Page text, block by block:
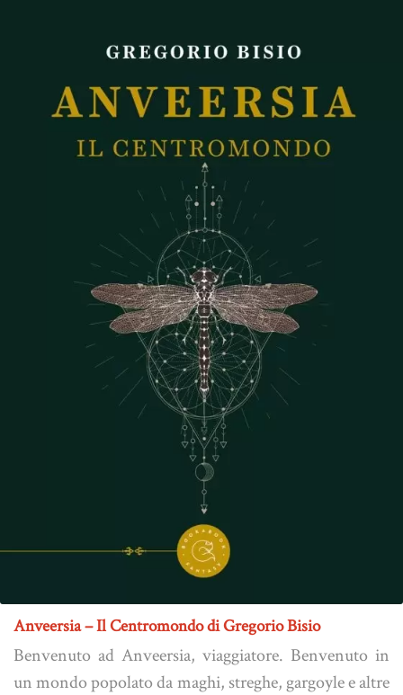
Anveersia – Il Centromondo di Gregorio Bisio
Benvenuto ad Anveersia, viaggiatore. Benvenuto in
un mondo popolato da maghi, streghe, gargoyle e altre